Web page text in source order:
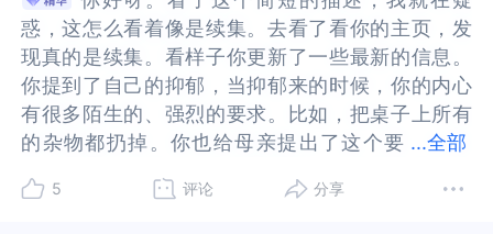
样东西都息息相关。所以在关系里，特别是跟重要
他人的关系里存在冲突是非常正常的。然而如何能
够在关系中尊重彼此的需求，学会如何表达，这需
要我们非常多的学习以及洞察力、勇气，这是我们
每个人的必修功课。假如有机会，也可以尝试学习
再次和别人提出要求。1、不带评论的观察：只是描
西都息息相关。所以在关系里，特别是跟重要他人
的关系里存在冲突是非常正常的。然而如何能够在
关系中尊重彼此的需求，学会如何表达，这需要我
们非常多的学习以及洞察力、勇气，这是我们每个
人的必修功课。假如有机会，也可以尝试学习非暴
和别人提出要求。1、不带评论的观察：只是描述客
问题。成长必须经历和面对冲突的过程，即便跟最
亲近的家人在一起也要学会去一起面对和处理相互
间的矛盾，学习在冲突后疗愈自己和修复关系。如
需进一步交流，可关注个人主页，心探服务。
题。成长必须经历和面对冲突的过程，即便跟最亲
近的家人在一起也要学会去一起面对和处理相互间
的矛盾，学习在冲突后疗愈自己和修复关系。如需
进一步交流，可关注个人主页，心探服务。
不让你扔那一些杂物，她也有她内在的动机。或许
那些物件对她来说代表着某些意义，或许你突然的
全部清空，会打乱她内在固有的秩序，让她觉得不
安全。所以她会坚决反对你全部清空这样一个行
为。但是这不代表她的反对就一定是对的，她的这
些动机就一定是标准的。只是代表你跟她之间有不
同的理解和看法。从不同角度去看，你跟她的动机
杂物，她也有她内在的动机。或许那些物件对她来
说代表着某些意义，或许你突然的全部清空，会打
乱她内在固有的秩序，让她觉得不安全。所以她会
坚决反对你全部清空这样一个行为。但是这不代表
她的反对就一定是对的，她的这些动机就一定是标
准的。只是代表你跟她之间有不同的理解和看法。
从不同角度去看，你跟她的动机都没有错。你想要
许自己做一部分你想的，也会慢慢允许妈妈继续不
改变自己～也许熟悉的也是她安全的？【关于接
纳】你提到请其他人或者收纳师，家其实是很私人
的空间。很多物品对他人来说也许是没有意义的。
巫鸿老师有本书：《物尽其用：老百姓的当代艺
术》，核心是把普通中国老人一辈子攒的“破烂
儿”（一万多件旧物），变成一场震撼世界的当代艺
自己做一部分你想的，也会慢慢允许妈妈继续不改
变自己～也许熟悉的也是她安全的？【关于接纳】
你提到请其他人或者收纳师，家其实是很私人的空
间。很多物品对他人来说也许是没有意义的。巫鸿
老师有本书：《物尽其用：老百姓的当代艺术》，
核心是把普通中国老人一辈子攒的“破烂儿”（一万
多件旧物），变成一场震撼世界的当代艺术展览，
很难被周围的人所理解动机。现在我们试着看到，
你与身边人存在分歧的点并不在于你的要求，而是
我们没有看清要求背后的核心是什么？或许你希望
的是能够看见一个干净整洁的环境，让你觉得区分
于过往，让自己以及家人有不同以往的体验与感
受，只是现实家人并没有看到这一点也没有意识到
这种方式有什么作用或意义。在看清这一点之后，
被周围的人所理解动机。现在我们试着看到，你与
身边人存在分歧的点并不在于你的要求，而是我们
没有看清要求背后的核心是什么？或许你希望的是
能够看见一个干净整洁的环境，让你觉得区分于过
往，让自己以及家人有不同以往的体验与感受，只
是现实家人并没有看到这一点也没有意识到这种方
式有什么作用或意义。在看清这一点之后，我们会
...全部
惑，这怎么看着像是续集。去看了看你的主页，发
现真的是续集。看样子你更新了一些最新的信息。
你提到了自己的抑郁，当抑郁来的时候，你的内心
有很多陌生的、强烈的要求。比如，把桌子上所有
的杂物都扔掉。你也给母亲提出了这个要
自己因为抑郁带来的新要求，以及这些新要求该不
惑，这怎么看着像是续集。去看了看你的主页，发
现真的是续集。看样子你更新了一些最新的信息。
你提到了自己的抑郁，当抑郁来的时候，你的内心
有很多陌生的、强烈的要求。比如，把桌子上所有
的杂物都扔掉。你也给母亲提出了这个要求，但她
抑郁带来的新要求，以及这些新要求该不该让其他
5 评论 分享